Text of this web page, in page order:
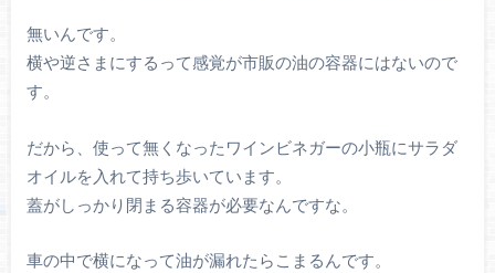
無いんです。
横や逆さまにするって感覚が市販の油の容器にはないので
す。
だから、使って無くなったワインビネガーの小瓶にサラダ
オイルを入れて持ち歩いています。
蓋がしっかり閉まる容器が必要なんですな。
車の中で横になって油が漏れたらこまるんです。